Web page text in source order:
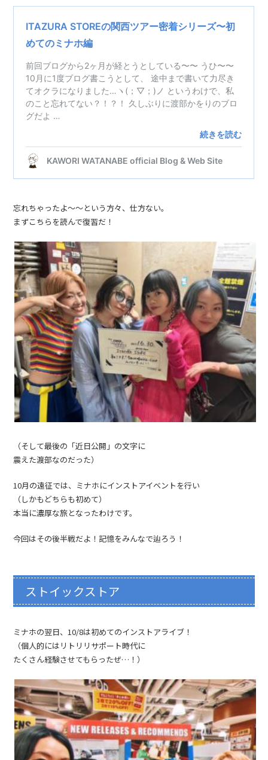
忘れちゃったよ〜〜という方々、仕方ない。
まずこちらを読んで復習だ！
（そして最後の「近日公開」の文字に
震えた渡部なのだった）
10月の遠征では、ミナホにインストアイベントを行い
（しかもどちらも初めて）
本当に濃厚な旅となったわけです。
今回はその後半戦だよ！記憶をみんなで辿ろう！
ストイックストア
ミナホの翌日、10/8は初めてのインストアライブ！
（個人的にはリトリリサポート時代に
たくさん経験させてもらったぜ…！）